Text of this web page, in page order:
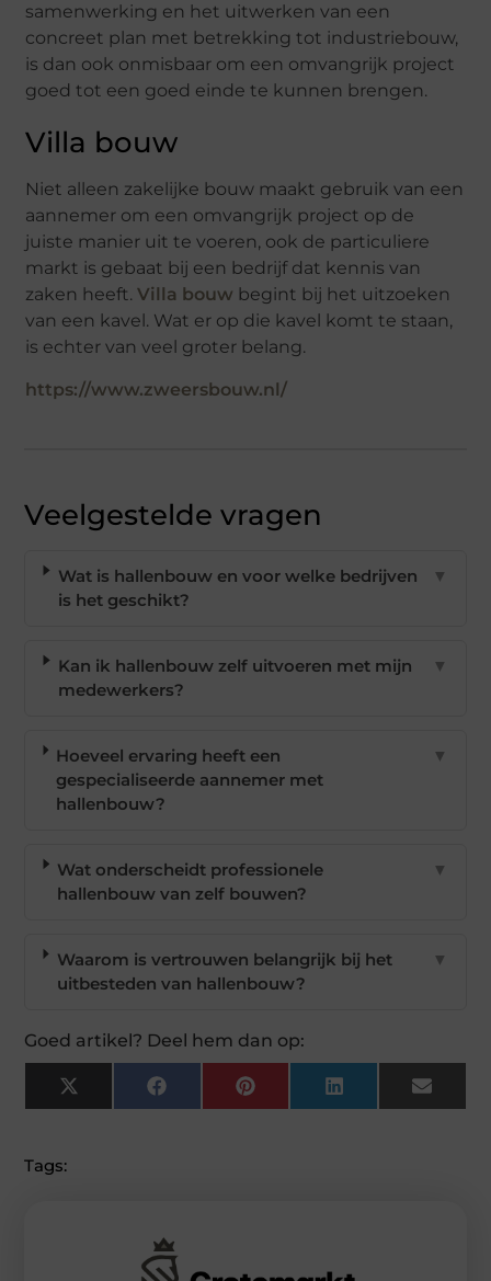
samenwerking en het uitwerken van een
concreet plan met betrekking tot industriebouw,
is dan ook onmisbaar om een omvangrijk project
goed tot een goed einde te kunnen brengen.
Villa bouw
Niet alleen zakelijke bouw maakt gebruik van een
aannemer om een omvangrijk project op de
juiste manier uit te voeren, ook de particuliere
markt is gebaat bij een bedrijf dat kennis van
zaken heeft.Villa bouw begint bij het uitzoeken
van een kavel. Wat er op die kavel komt te staan,
is echter van veel groter belang.
https://www.zweersbouw.nl/
Veelgestelde vragen
Wat is hallenbouw en voor welke bedrijven
is het geschikt?
▼
Kan ik hallenbouw zelf uitvoeren met mijn
medewerkers?
▼
Hoeveel ervaring heeft een
gespecialiseerde aannemer met
hallenbouw?
▼
Wat onderscheidt professionele
hallenbouw van zelf bouwen?
▼
Waarom is vertrouwen belangrijk bij het
uitbesteden van hallenbouw?
▼
Goed artikel? Deel hem dan op:
X
(Twitter)
FacebookPinterest LinkedIn Email
Tags: